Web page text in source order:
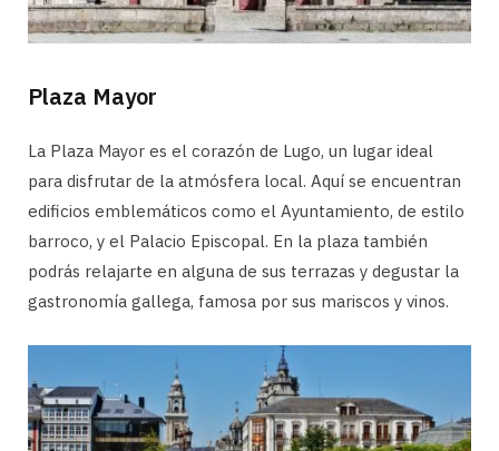
Plaza Mayor
La Plaza Mayor es el corazón de Lugo, un lugar ideal
para disfrutar de la atmósfera local. Aquí se encuentran
edificios emblemáticos como el Ayuntamiento, de estilo
barroco, y el Palacio Episcopal. En la plaza también
podrás relajarte en alguna de sus terrazas y degustar la
gastronomía gallega, famosa por sus mariscos y vinos.